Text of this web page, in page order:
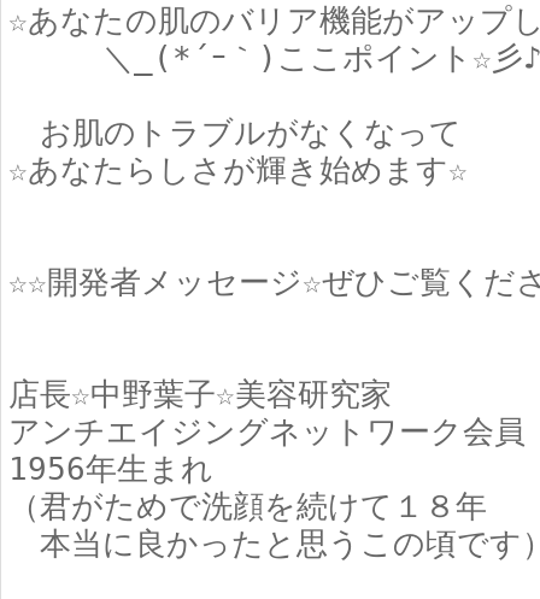
☆あなたの肌のバリア機能がアップ
＼_(*´ｰ｀)ここポイント☆彡
お肌のトラブルがなくなって
☆あなたらしさが輝き始めます☆
☆☆開発者メッセージ☆ぜひご覧くだ
店長☆中野葉子☆美容研究家
アンチエイジングネットワーク会員
1956年生まれ
（君がためで洗顔を続けて１８年
本当に良かったと思うこの頃です